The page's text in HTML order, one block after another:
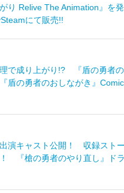
り Relive The Animation』を
にて販売!!
で成り上がり!? 『盾の勇者
盾の勇者のおしながき』
演キャスト公開！ 収録スト
『槍の勇者のやり直し』ド